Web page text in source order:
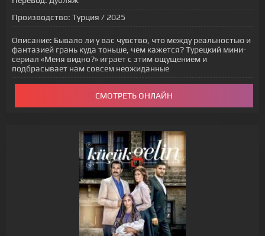
Производство: Турция / 2025
Описание: Бывало ли у вас чувство, что между реальностью и
фантазией грань куда тоньше, чем кажется? Турецкий мини-
сериал «Меня видно?» играет с этим ощущением и
подбрасывает нам совсем неожиданные
СМОТРЕТЬ ОНЛАЙН